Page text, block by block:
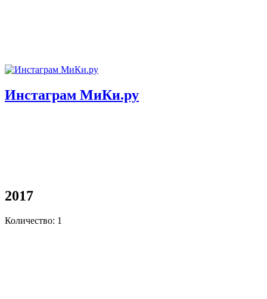
Инстаграм МиКи.ру
2017
Количество: 1